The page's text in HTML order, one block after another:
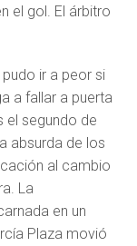
el gol. El árbitro
ir a peor si
a fallar a puerta
el segundo de
absurda de los
al cambio
La
en un
Plaza movió